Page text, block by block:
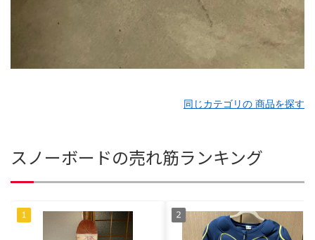
同じカテゴリの 商品を探す
スノーボードの売れ筋ランキング